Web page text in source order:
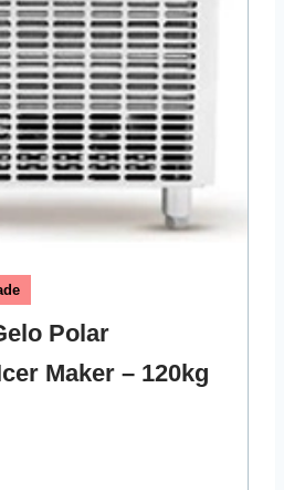
Polar
Maker – 120kg